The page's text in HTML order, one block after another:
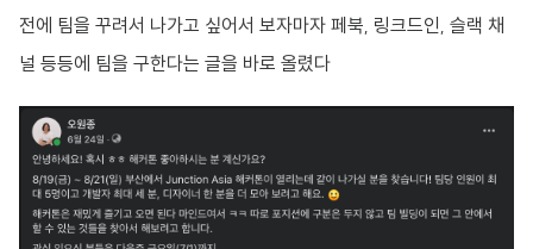
전에 팀을 꾸려서 나가고 싶어서 보자마자 페북, 링크드인, 슬랙 채
널 등등에 팀을 구한다는 글을 바로 올렸다